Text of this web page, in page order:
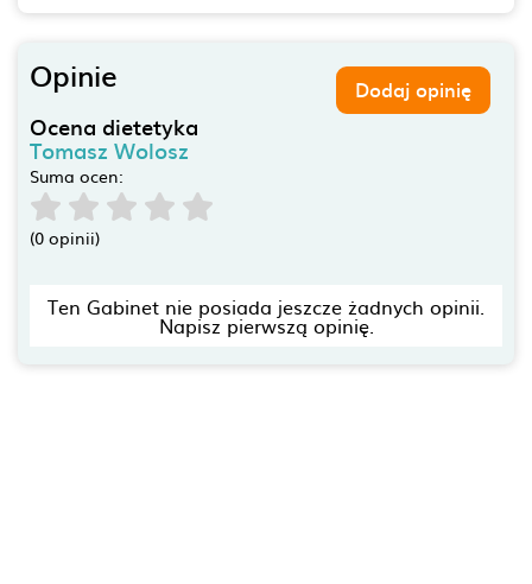
Opinie Dodaj opinię
Ocena dietetyka
Tomasz Wolosz
Suma ocen:
(0 opinii)
Ten Gabinet nie posiada jeszcze żadnych opinii.
Napisz pierwszą opinię.